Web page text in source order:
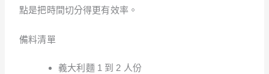
點是把時間切分得更有效率。
備料清單
義大利麵 1 到 2 人份